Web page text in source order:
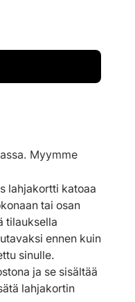
Myymme
lahjakortti katoaa
tai osan
tilauksella
ennen kuin
sinulle.
ja se sisältää
lahjakortin